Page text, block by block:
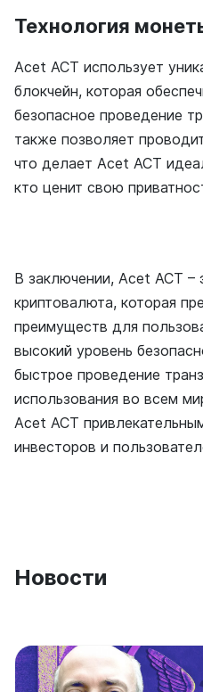
Технология
Acet ACT использует
блокчейн, которая
безопасное проведение
также позволяет
что делает Acet ACT
кто ценит свою
В заключении, Acet ACT –
криптовалюта, которая
преимуществ для
высокий уровень
быстрое проведение
использования во всем
Acet ACT
инвесторов и
Новости